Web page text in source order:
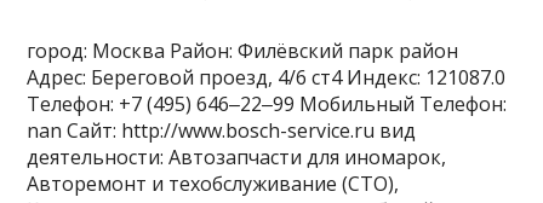
город: Москва Район: Филёвский парк район
Адрес: Береговой проезд, 4/6 ст4 Индекс: 121087.0
Телефон: +7 (495) 646‒22‒99 Мобильный Телефон:
nan Сайт: http://www.bosch-service.ru вид
деятельности: Автозапчасти для иномарок,
Авторемонт и техобслуживание (СТО),